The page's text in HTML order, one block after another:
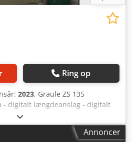
Ring op
2023, Graule ZS 135
- digitalt længdeanslag - digitalt
Annoncer